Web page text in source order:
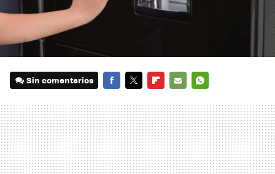
Sin comentarios
MAIL